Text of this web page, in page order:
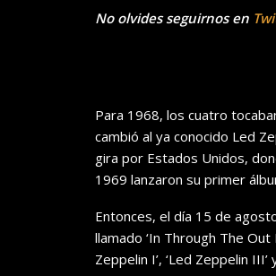
No olvides seguirnos en
Para 1968, los cuatro
cambió al ya conocido Led
gira por Estados Unidos,
1969 lanzaron su primer
Entonces, el día 15 de
llamado ‘In Through The
Zeppelin I’, ‘Led Zeppelin III’